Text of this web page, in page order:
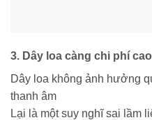
3. Dây loa càng chi phí
Dây loa không ảnh hưởng
thanh âm
Lại là một suy nghĩ sai lầm